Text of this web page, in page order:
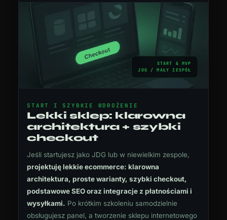
START I SZYBKIE WDROŻENIE
Lekki sklep: klarowna
architektura + szybki
checkout
Jeśli startujesz jako JDG lub w niewielkim zespole,
projektuję lekkie ecommerce: klarowna
architektura, proste warianty, szybki checkout,
podstawowe SEO oraz integracje z płatnościami i
wysyłkami. Po krótkim szkoleniu samodzielnie
obsługujesz panel, a tworzenie sklepu internetowego
START & MVP
JDG / MAŁY ZESPÓŁ